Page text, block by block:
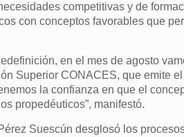
competitivas y de
con conceptos favorables que
en el mes de agosto
Superior CONACES, que emite
la confianza en que el
propedéuticos”, manifestó.
Suescún desglosó los